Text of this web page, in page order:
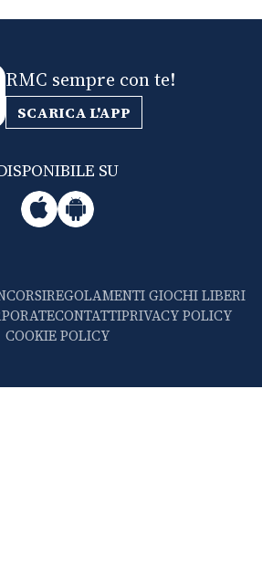
RMC sempre con te!
SCARICA L'APP
SU
REGOLAMENTI GIOCHI LIBERI
CONTATTIPRIVACY POLICY
COOKIE POLICY